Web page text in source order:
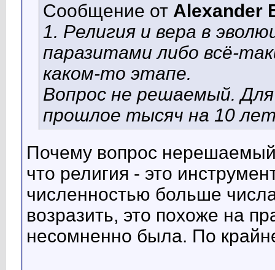
Сообщение от Alexander
1. Религия и вера в
паразитами либо всё-
каком-то этапе.
Вопрос не решаемый.
прошлое тысяч на 10
Почему вопрос
что религия - это
численностью больше
возразить, это похоже на
несомненно была. По